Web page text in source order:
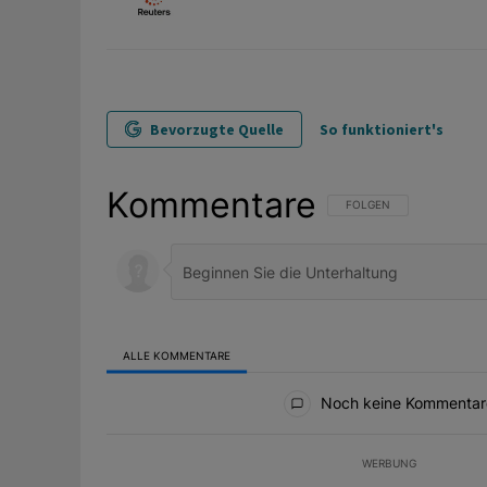
Bevorzugte Quelle So funktioniert's
Kommentare FOLGE DIESER
FOLGEN
ALLE KOMMENTARE
Noch keine
WERBUNG